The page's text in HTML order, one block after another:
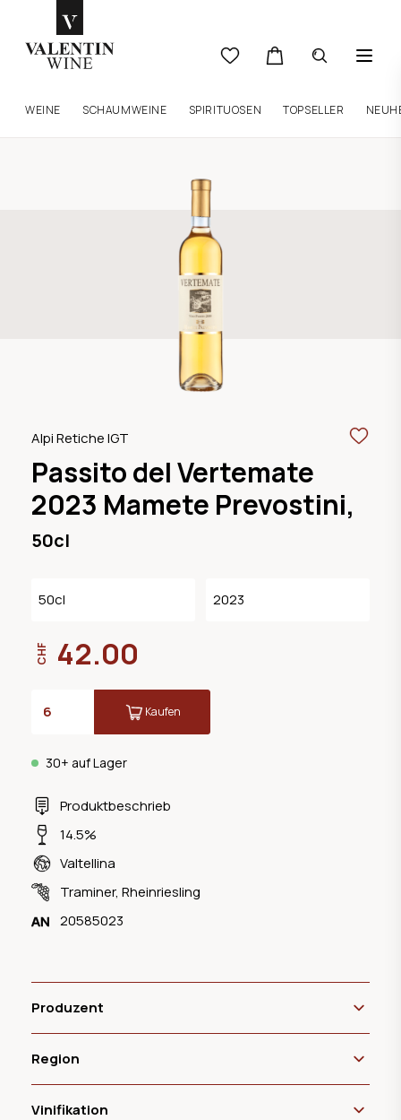
WEINE SCHAUMWEINE SPIRITUOSEN TOPSELLER
Alpi Retiche IGT
Passito del Vertemate
2023 Mamete Prevostini,
50cl
Produktbeschrieb
14.5%
Valtellina
Traminer, Rheinriesling
20585023
50cl 2023
30+ auf Lager
CHF 42.00
Kaufen
Produzent
Region
Vinifikation